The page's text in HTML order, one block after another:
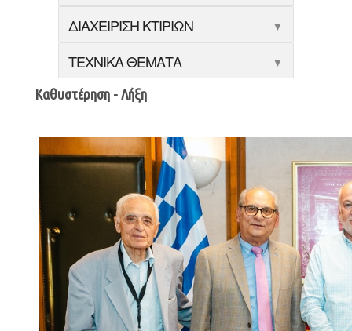
ΔΙΑΧΕΙΡΙΣΗ ΚΤΙΡΙΩΝ ▼
ΤΕΧΝΙΚΑ ΘΕΜΑΤΑ ▼
Καθυστέρηση - Λήξη